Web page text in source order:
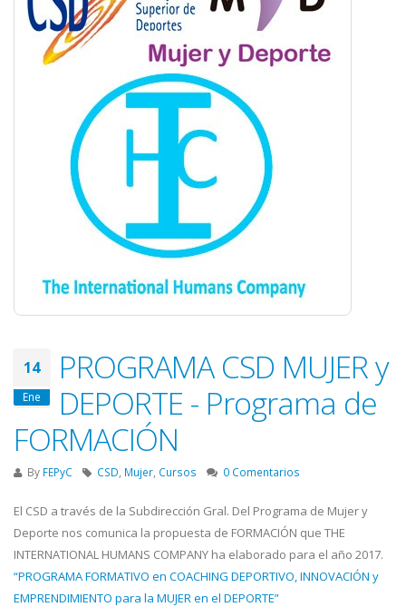
14
Ene
PROGRAMA CSD MUJER y
DEPORTE - Programa de
FORMACIÓN
By FEPyC CSD Mujer Cursos 0 Comentarios
El CSD a través de la Subdirección Gral. Del Programa de Mujer y
Deporte nos comunica la propuesta de FORMACIÓN que THE
INTERNATIONAL HUMANS COMPANY ha elaborado para el año 2017.
“PROGRAMA FORMATIVO en COACHING DEPORTIVO, INNOVACIÓN y
EMPRENDIMIENTO para la MUJER en el DEPORTE”